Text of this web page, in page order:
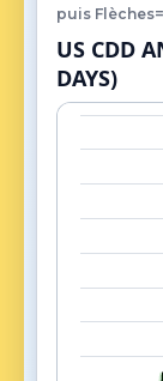
puis
US CDD
DAYS)